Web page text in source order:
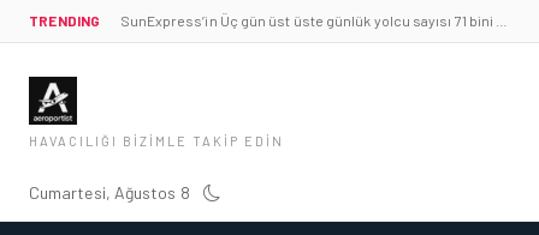
TRENDING
HAVACILIĞI BIZIMLE TAKIP EDIN
Cumartesi, Ağustos 8